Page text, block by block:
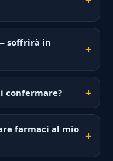
soffrirà in
confermare?
farmaci al mio